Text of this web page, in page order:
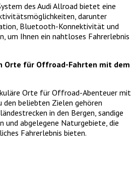
des Audi Allroad bietet eine
darunter
Bluetooth-Konnektivität und
um Ihnen ein nahtloses Fahrerlebnis
Orte für Offroad-Fahrten mit dem
Orte für Offroad-Abenteuer mit
den beliebten Zielen gehören
in den Bergen, sandige
und abgelegene Naturgebiete, die
Fahrerlebnis bieten.